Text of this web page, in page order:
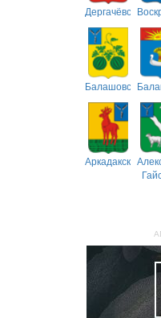
Дергачёвский
Балашовский
Аркадакский